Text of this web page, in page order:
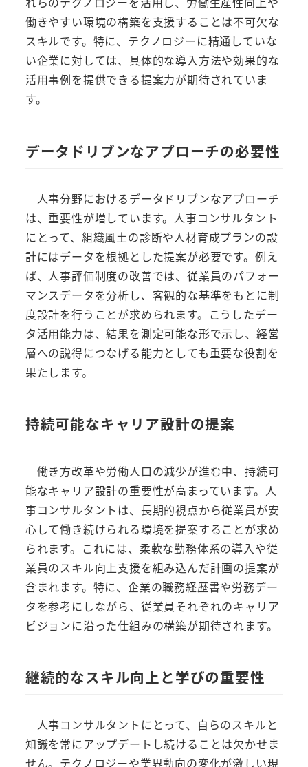
働きやすい環境の構築を支援することは不可欠な
スキルです。特に、テクノロジーに精通していな
い企業に対しては、具体的な導入方法や効果的な
活用事例を提供できる提案力が期待されていま
す。
データドリブンなアプローチの必要性
人事分野におけるデータドリブンなアプローチ
は、重要性が増しています。人事コンサルタント
にとって、組織風土の診断や人材育成プランの設
計にはデータを根拠とした提案が必要です。例え
ば、人事評価制度の改善では、従業員のパフォー
マンスデータを分析し、客観的な基準をもとに制
度設計を行うことが求められます。こうしたデー
タ活用能力は、結果を測定可能な形で示し、経営
層への説得につなげる能力としても重要な役割を
果たします。
持続可能なキャリア設計の提案
働き方改革や労働人口の減少が進む中、持続可
能なキャリア設計の重要性が高まっています。人
事コンサルタントは、長期的視点から従業員が安
心して働き続けられる環境を提案することが求め
られます。これには、柔軟な勤務体系の導入や従
業員のスキル向上支援を組み込んだ計画の提案が
含まれます。特に、企業の職務経歴書や労務デー
タを参考にしながら、従業員それぞれのキャリア
ビジョンに沿った仕組みの構築が期待されます。
継続的なスキル向上と学びの重要性
人事コンサルタントにとって、自らのスキルと
知識を常にアップデートし続けることは欠かせま
せん。テクノロジーや業界動向の変化が激しい現